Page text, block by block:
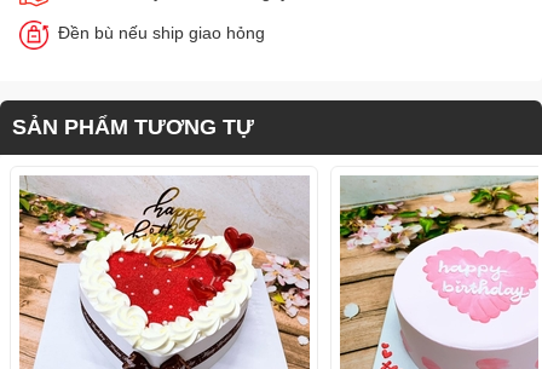
Đền bù nếu ship giao hỏng
SẢN PHẨM TƯƠNG TỰ